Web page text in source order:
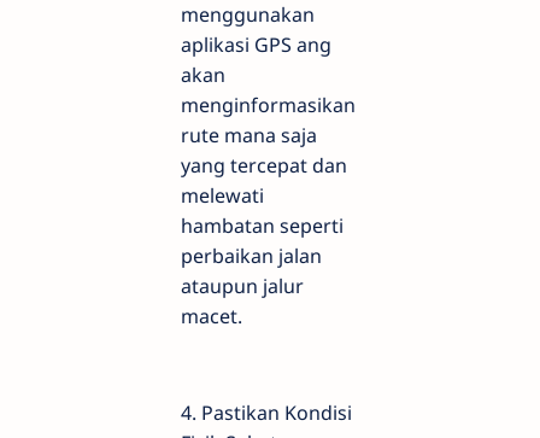
menggunakan
aplikasi GPS ang
akan
menginformasikan
rute mana saja
yang tercepat dan
melewati
hambatan seperti
perbaikan jalan
ataupun jalur
macet.
4. Pastikan Kondisi